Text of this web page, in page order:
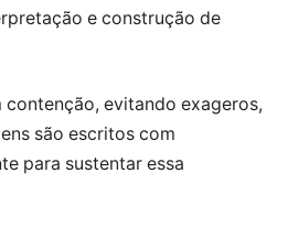
e construção de
contenção, evitando exageros,
são escritos com
para sustentar essa